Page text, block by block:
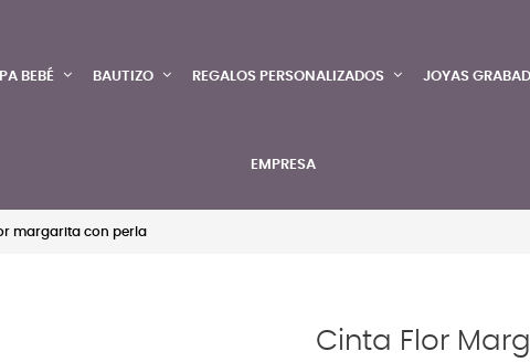
BEBÉ BAUTIZO REGALOS PERSONALIZADOS JOYAS
EMPRESA
margarita con perla
Cinta Flor